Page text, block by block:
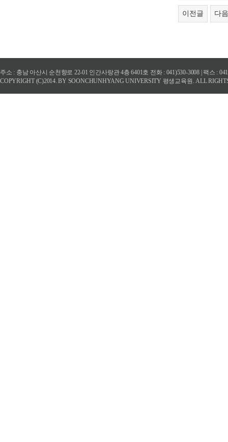
이전글 다
주소 : 충남 아산시 순천향로 22-01 인간사랑관 4층 6401호 전화 : 041)530-3008 | 팩스 :
COPYRIGHT (C)2014. BY SOONCHUNHYANG UNIVERSITY 평생교육원. ALL